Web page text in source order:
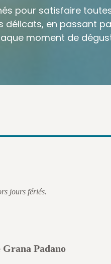
pour satisfaire
délicats, en passant
moment de
jours fériés.
Grana Padano